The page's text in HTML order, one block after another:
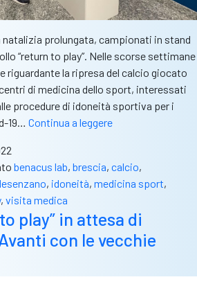
prolungata, campionati in stand
“return to play”. Nelle scorse settimane
riguardante la ripresa del calcio giocato
di medicina dello sport, interessati
procedure di idoneità sportiva per i
19… Continua a leggereReturn
Benacus
Lab
prima
linea
benacus lab, brescia, calcio,
, idoneità, medicina sport,
, visita medica
play” in attesa di
con le vecchie